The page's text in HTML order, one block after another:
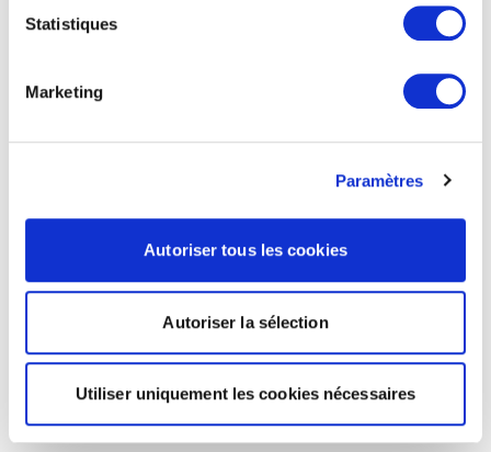
Statistiques
Marketing
Paramètres
Autoriser tous les cookies
Autoriser la sélection
Utiliser uniquement les cookies nécessaires